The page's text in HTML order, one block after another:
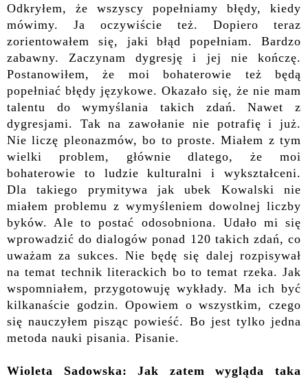
Odkryłem, że wszyscy popełniamy błędy, kiedy
mówimy. Ja oczywiście też. Dopiero teraz
zorientowałem się, jaki błąd popełniam. Bardzo
zabawny. Zaczynam dygresję i jej nie kończę.
Postanowiłem, że moi bohaterowie też będą
popełniać błędy językowe. Okazało się, że nie mam
talentu do wymyślania takich zdań. Nawet z
dygresjami. Tak na zawołanie nie potrafię i już.
Nie liczę pleonazmów, bo to proste. Miałem z tym
wielki problem, głównie dlatego, że moi
bohaterowie to ludzie kulturalni i wykształceni.
Dla takiego prymitywa jak ubek Kowalski nie
miałem problemu z wymyśleniem dowolnej liczby
byków. Ale to postać odosobniona. Udało mi się
wprowadzić do dialogów ponad 120 takich zdań, co
uważam za sukces. Nie będę się dalej rozpisywał
na temat technik literackich bo to temat rzeka. Jak
wspomniałem, przygotowuję wykłady. Ma ich być
kilkanaście godzin. Opowiem o wszystkim, czego
się nauczyłem pisząc powieść. Bo jest tylko jedna
metoda nauki pisania. Pisanie.
Wioleta Sadowska: Jak zatem wygląda taka